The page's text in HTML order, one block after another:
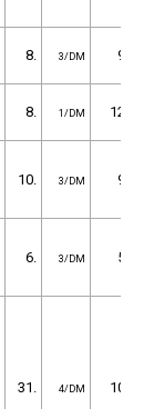
8. 3/DM 9.56
8. 1/DM 12.05
10. 3/DM 9.49
6. 3/DM 5.74
31. 4/DM 10.40